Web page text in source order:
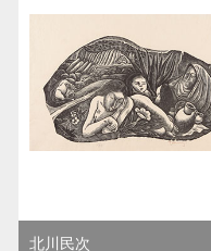
北川民次